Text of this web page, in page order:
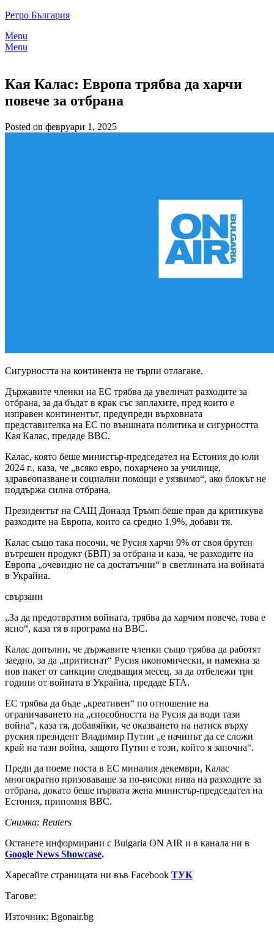
Skip
content
Ретро България
Menu
Menu
Кая Калас: Европа трябва да харчи
повече за отбрана
Posted on февруари 1, 2025
Сигурността на континента не търпи отлагане.
Държавите членки на ЕС трябва да увеличат разходите за
отбрана, за да бъдат в крак със заплахите, пред които е
изправен континентът, предупреди върховната
представителка на ЕС по външната политика и сигурността
Кая Калас, предаде BBC.
Калас, която беше министър-председател на Естония до юли
2024 г., каза, че „всяко евро, похарчено за училище,
здравеопазване и социални помощи e уязвимо“, ако блокът не
поддържа силна отбрана.
Президентът на САЩ Доналд Тръмп беше прав да критикува
разходите на Европа, които са средно 1,9%, добави тя.
Калас също така посочи, че Русия харчи 9% от своя брутен
вътрешен продукт (БВП) за отбрана и каза, че разходите на
Европа „очевидно не са достатъчни“ в светлината на войната
в Украйна.
свързани
„За да предотвратим войната, трябва да харчим повече, това е
ясно“, каза тя в програма на BBC.
Калас допълни, че държавите членки също трябва да работят
заедно, за да „притиснат“ Русия икономически, и намекна за
нов пакет от санкции следващия месец, за да отбележи три
години от войната в Украйна, предаде БТА.
ЕС трябва да бъде „креативен“ по отношение на
ограничаването на „способността на Русия да води тази
война“, каза тя, добавяйки, че оказването на натиск върху
руския президент Владимир Путин „е начинът да се сложи
край на тази война, защото Путин е този, който я започна“.
Преди да поеме поста в ЕС миналия декември, Калас
многократно призоваваше за по-високи нива на разходите за
отбрана, докато беше първата жена министър-председател на
Естония, припомня BBC.
Снимка: Reuters
Останете информирани с Bulgaria ON AIR и в канала ни в
Google News Showcase.
Харесайте страницата ни във Facebook ТУК
Тагове:
Източник: Bgonair.bg